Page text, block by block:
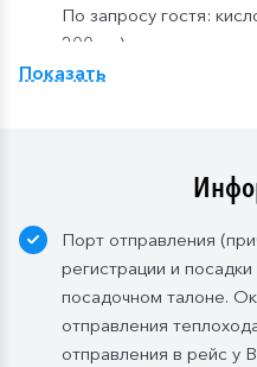
По запросу гостя:
200 мл).
Компания
Показать
Порт отправления
регистрации и
посадочном талоне.
отправления
отправления в рейс у